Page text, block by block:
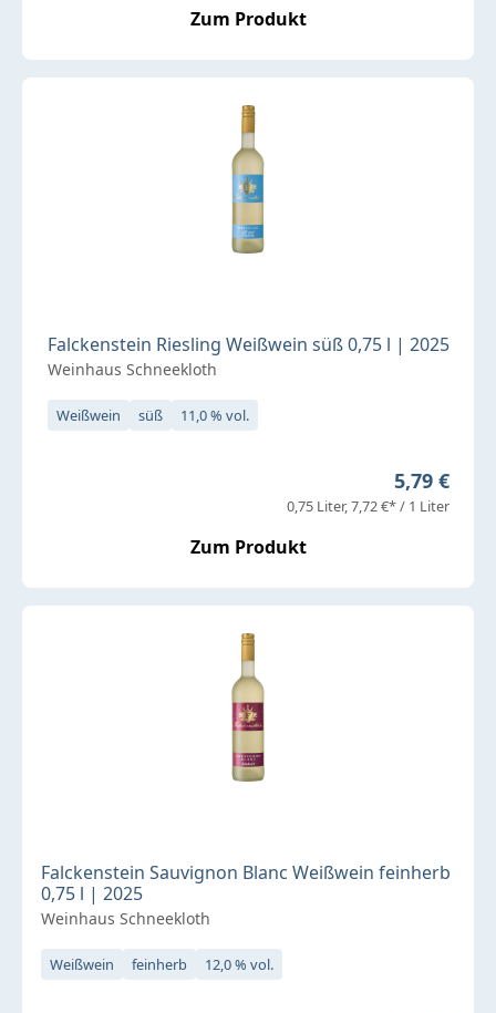
Zum Produkt
Falckenstein Riesling Weißwein süß 0,75 l | 2025
Weinhaus Schneekloth
Weißwein süß 11,0 % vol.
Regulärer
5,79 €
0,75 Liter 7,72 €* / 1 Liter
Zum Produkt
Falckenstein Sauvignon Blanc Weißwein feinherb
0,75 l | 2025
Weinhaus Schneekloth
Weißwein feinherb 12,0 % vol.